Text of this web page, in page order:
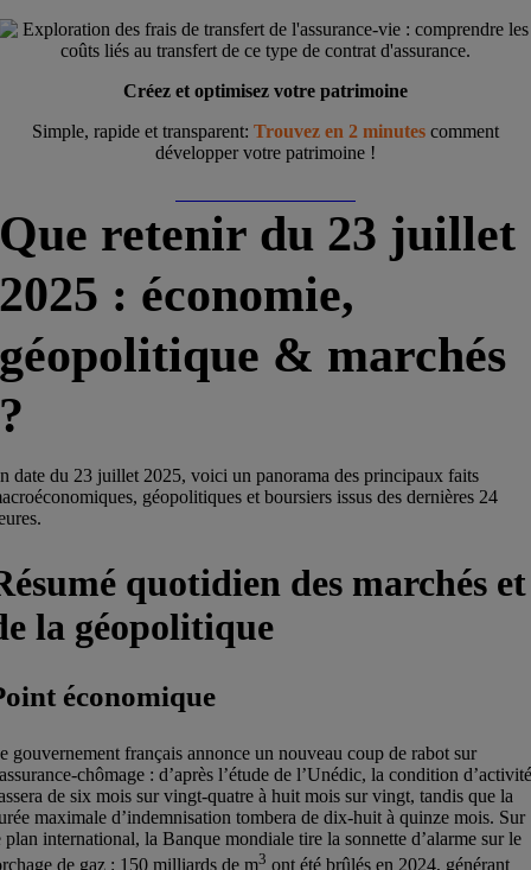
Créez et optimisez votre patrimoine
Simple, rapide et transparent: Trouvez en 2 minutes comment
développer votre patrimoine !
Que retenir du 23 juillet
2025 : économie,
géopolitique & marchés
?
date du 23 juillet 2025, voici un panorama des principaux faits
géopolitiques et boursiers issus des dernières 24
quotidien des marchés et
la géopolitique
économique
gouvernement français annonce un nouveau coup de rabot sur
chômage : d’après l’étude de l’Unédic, la condition
de six mois sur vingt-quatre à huit mois sur vingt, tandis que la
maximale d’indemnisation tombera de dix-huit à quinze mois. Sur
plan international, la Banque mondiale tire la sonnette d’alarme sur le
de gaz : 150 milliards de m3 ont été brûlés en 2024, générant